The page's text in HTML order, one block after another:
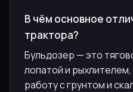
В чём основное
трактора?
Бульдозер — это
лопатой и
работу с грунтом и